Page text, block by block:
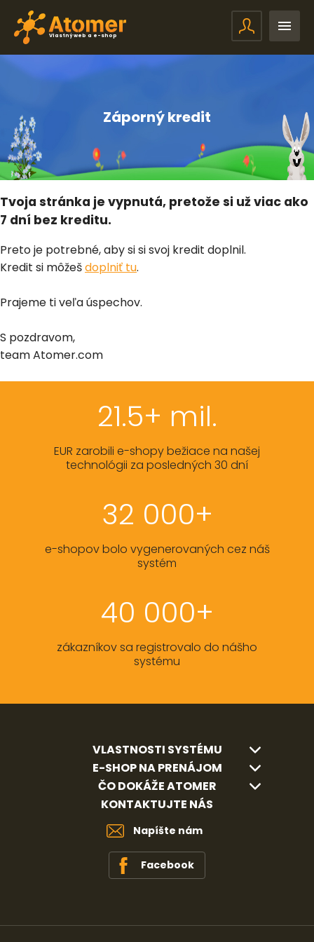
Vlastný web a e-shop
Záporný kredit
Tvoja stránka je vypnutá, pretože si už viac ako
7 dní bez kreditu.
Preto je potrebné, aby si si svoj kredit doplnil.
Kredit si môžešdoplniť tu.
Prajeme ti veľa úspechov.
S pozdravom,
team Atomer.com
21.5+ mil.
EUR zarobili e-shopy bežiace na našej
technológii za posledných 30 dní
32 000+
e-shopov bolo vygenerovaných cez náš
systém
40 000+
zákazníkov sa registrovalo do nášho
systému
VLASTNOSTI SYSTÉMU
E-SHOP NA PRENÁJOM
ČO DOKÁŽE ATOMER
KONTAKTUJTE NÁS
Napíšte nám
Facebook